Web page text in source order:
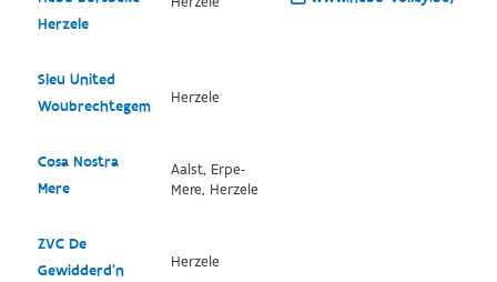
Herzele
Sleu United
Woubrechtegem
Herzele
Cosa Nostra
Mere
Aalst, Erpe-
Mere, Herzele
ZVC De
Gewidderd’n
Herzele